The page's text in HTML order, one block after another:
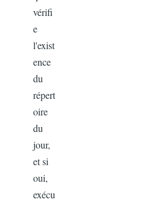
vérifi
e
l'exist
ence
du
répert
oire
du
jour,
et si
oui,
exécu